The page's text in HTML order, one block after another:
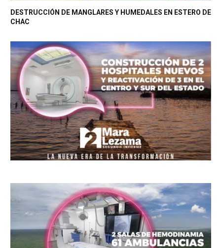
DESTRUCCIÓN DE MANGLARES Y HUMEDALES EN ESTERO DE
CHAC